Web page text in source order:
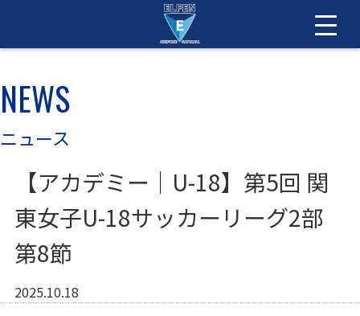
NEWS
ニュース
【アカデミー｜U-18】第5回 関
東女子U-18サッカーリーグ2部
第8節
2025.10.18